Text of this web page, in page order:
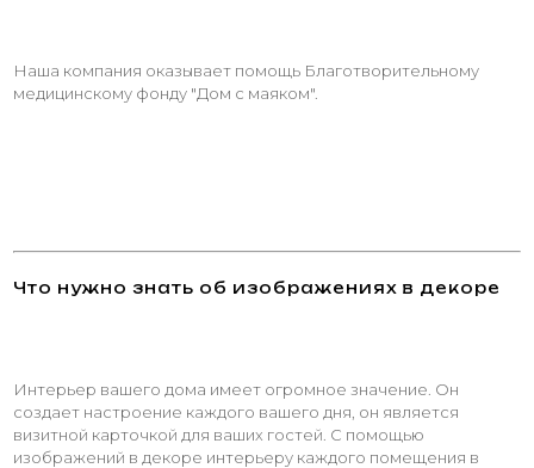
Наша компания оказывает помощь Благотворительному
медицинскому фонду "Дом с маяком".
Что нужно знать об изображениях в декоре
Интерьер вашего дома имеет огромное значение. Он
создает настроение каждого вашего дня, он является
визитной карточкой для ваших гостей. С помощью
изображений в декоре интерьеру каждого помещения в